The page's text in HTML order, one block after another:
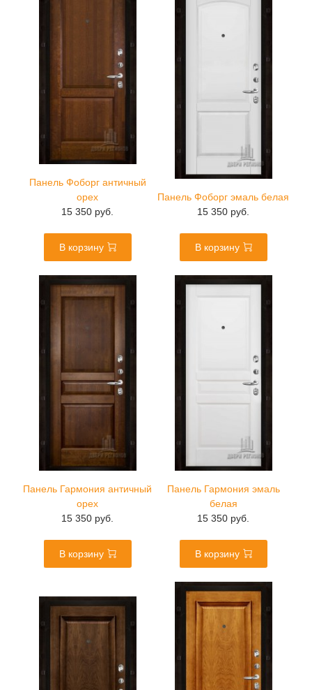
Панель Фоборг античный
орех
15 350 руб.
В корзину
Панель Фоборг эмаль белая
15 350 руб.
В корзину
Панель Гармония античный
орех
15 350 руб.
В корзину
Панель Гармония эмаль
белая
15 350 руб.
В корзину